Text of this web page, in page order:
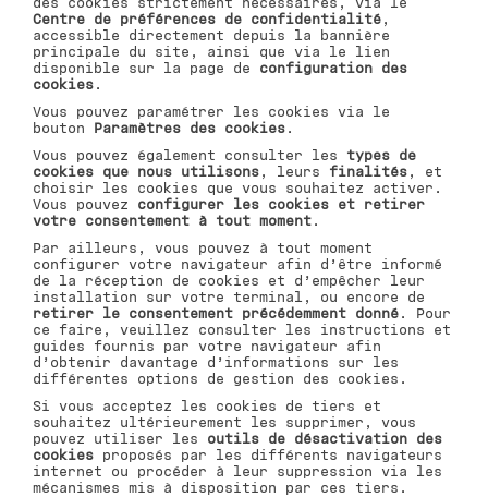
Centre de préférences de confidentialité ,
accessible directement depuis la bannière
principale du site, ainsi que via le lien
disponible sur la page de configuration des
cookies .
Vous pouvez paramétrer les cookies via le
bouton Paramètres des cookies .
Vous pouvez également consulter les types de
cookies que nous utilisons , leurs finalités , et
choisir les cookies que vous souhaitez activer.
Vous pouvez configurer les cookies et retirer
votre consentement à tout moment .
Par ailleurs, vous pouvez à tout moment
configurer votre navigateur afin d’être informé
de la réception de cookies et d’empêcher leur
installation sur votre terminal, ou encore de
retirer le consentement précédemment donné . Pour
ce faire, veuillez consulter les instructions et
guides fournis par votre navigateur afin
d’obtenir davantage d’informations sur les
différentes options de gestion des cookies.
Si vous acceptez les cookies de tiers et
souhaitez ultérieurement les supprimer, vous
pouvez utiliser les outils de désactivation des
cookies proposés par les différents navigateurs
internet ou procéder à leur suppression via les
mécanismes mis à disposition par ces tiers.